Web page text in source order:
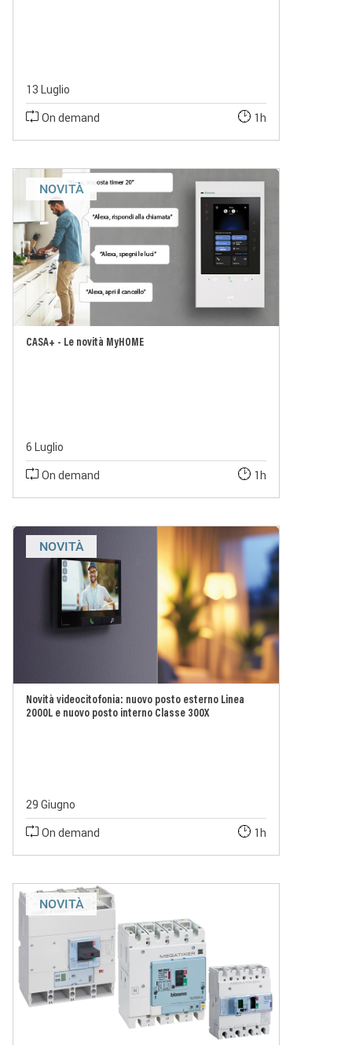
13 Luglio
On demand
1h
NOVITÀ
CASA+ - Le novità MyHOME
6 Luglio
On demand
1h
NOVITÀ
Novità videocitofonia: nuovo posto esterno Linea
2000L e nuovo posto interno Classe 300X
29 Giugno
On demand
1h
NOVITÀ